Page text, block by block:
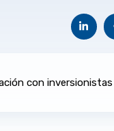
con inversionistas